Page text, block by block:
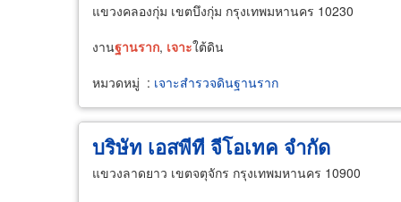
แขวงคลองกุ่ม เขตบึงกุ่ม กรุงเทพมหานคร 10230
งานฐานราก, เจาะใต้ดิน
หมวดหมู่ : เจาะสำรวจดินฐานราก
บริษัท เอสพีที จีโอเทค จำกัด
แขวงลาดยาว เขตจตุจักร กรุงเทพมหานคร 10900